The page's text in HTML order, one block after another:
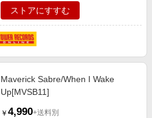
ストアにすすむ
Maverick Sabre/When I Wake
Up[MVSB11]
￥ 4,990+送料別